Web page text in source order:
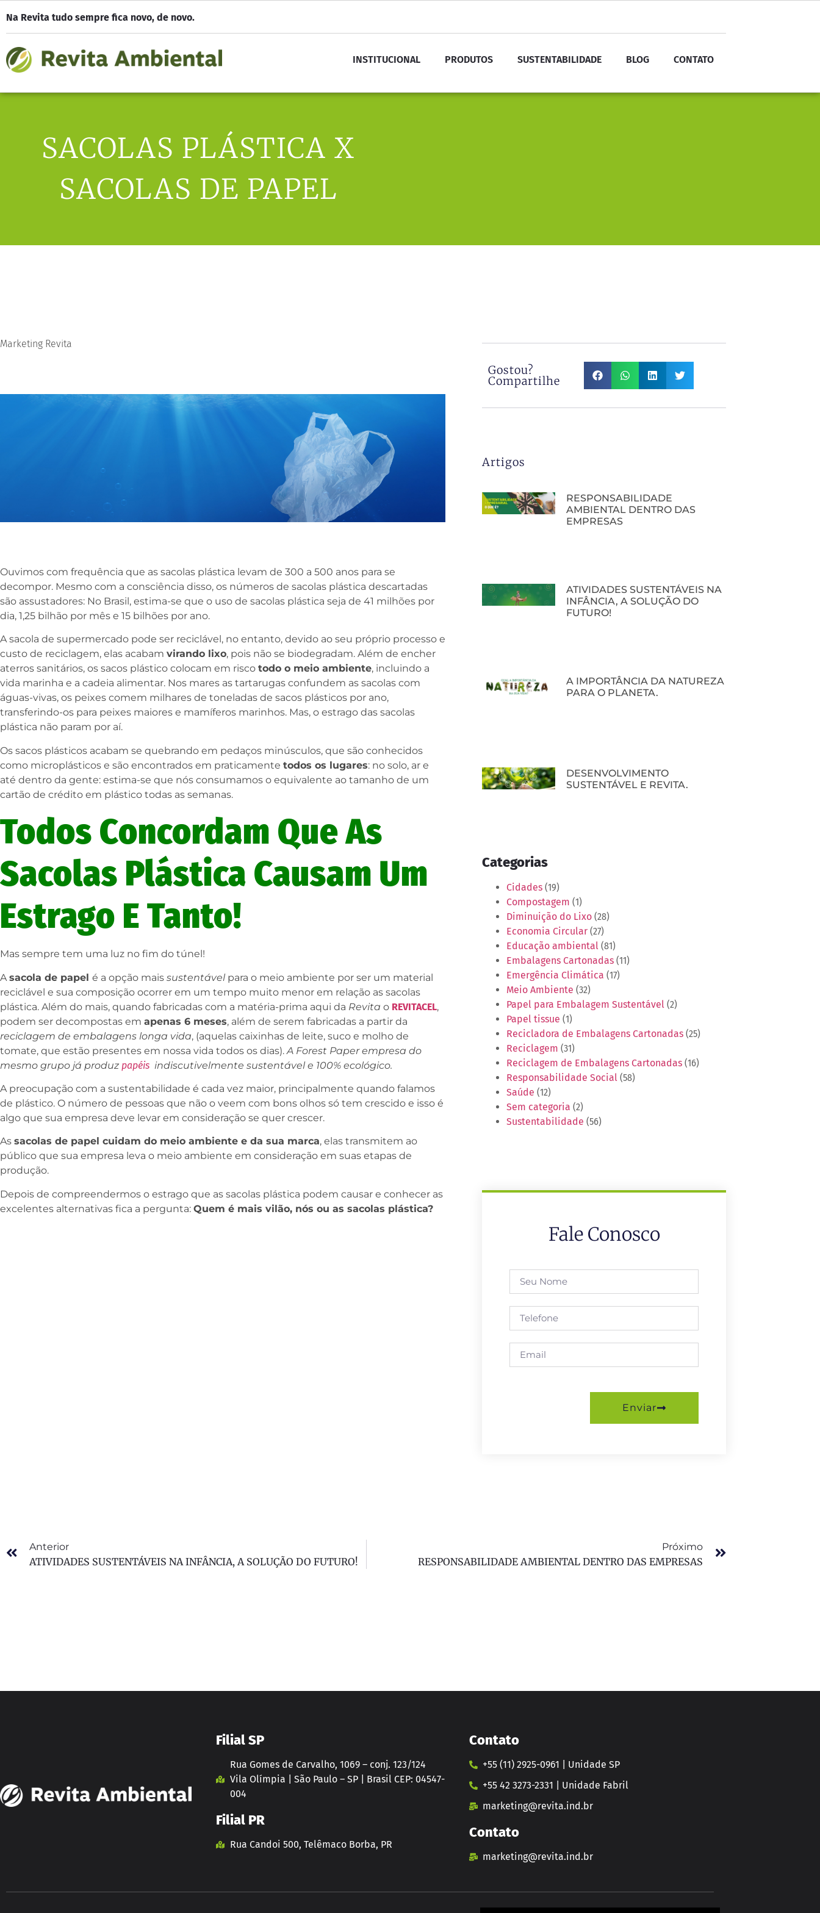
Na Revita tudo sempre fica novo, de novo.
INSTITUCIONAL PRODUTOS SUSTENTABILIDADE BLOG CONTATO
SACOLAS PLÁSTICA X
SACOLAS DE PAPEL
Marketing Revita
Ouvimos com frequência que as sacolas plástica levam de 300 a 500 anos para se
decompor. Mesmo com a consciência disso, os números de sacolas plástica descartadas
são assustadores: No Brasil, estima-se que o uso de sacolas plástica seja de 41 milhões por
dia, 1,25 bilhão por mês e 15 bilhões por ano.
A sacola de supermercado pode ser reciclável, no entanto, devido ao seu próprio processo e
custo de reciclagem, elas acabam virando lixo, pois não se biodegradam. Além de encher
aterros sanitários, os sacos plástico colocam em risco todo o meio ambiente, incluindo a
vida marinha e a cadeia alimentar. Nos mares as tartarugas confundem as sacolas com
águas-vivas, os peixes comem milhares de toneladas de sacos plásticos por ano,
transferindo-os para peixes maiores e mamíferos marinhos. Mas, o estrago das sacolas
plástica não param por aí.
Os sacos plásticos acabam se quebrando em pedaços minúsculos, que são conhecidos
como microplásticos e são encontrados em praticamente todos os lugares: no solo, ar e
até dentro da gente: estima-se que nós consumamos o equivalente ao tamanho de um
cartão de crédito em plástico todas as semanas.
Todos Concordam Que As
Sacolas Plástica Causam Um
Estrago E Tanto!
Mas sempre tem uma luz no fim do túnel!
A sacola de papel é a opção mais sustentávelpara o meio ambiente por ser um material
reciclável e sua composição ocorrer em um tempo muito menor em relação as sacolas
plástica. Além do mais, quando fabricadas com a matéria-prima aqui da Revita o REVITACEL,
podem ser decompostas em apenas 6 meses, além de serem fabricadas a partir da
reciclagem de embalagens longa vida, (aquelas caixinhas de leite, suco e molho de
tomate, que estão presentes em nossa vida todos os dias). A Forest Paper empresa do
mesmo grupo já produz papéis indiscutivelmente sustentável e 100% ecológico.
A preocupação com a sustentabilidade é cada vez maior, principalmente quando falamos
de plástico. O número de pessoas que não o veem com bons olhos só tem crescido e isso é
algo que sua empresa deve levar em consideração se quer crescer.
As sacolas de papel cuidam do meio ambiente e da sua marca, elas transmitem ao
público que sua empresa leva o meio ambiente em consideração em suas etapas de
produção.
Depois de compreendermos o estrago que as sacolas plástica podem causar e conhecer as
excelentes alternativas fica a pergunta: Quem é mais vilão, nós ou as sacolas plástica?
Gostou?
Compartilhe
Artigos
RESPONSABILIDADE
AMBIENTAL DENTRO DAS
EMPRESAS
ATIVIDADES SUSTENTÁVEIS NA
INFÂNCIA, A SOLUÇÃO DO
FUTURO!
A IMPORTÂNCIA DA NATUREZA
PARA O PLANETA.
DESENVOLVIMENTO
SUSTENTÁVEL E REVITA.
Categorias
Cidades (19)
Compostagem (1)
Diminuição do Lixo (28)
Economia Circular (27)
Educação ambiental (81)
Embalagens Cartonadas (11)
Emergência Climática (17)
Meio Ambiente (32)
Papel para Embalagem Sustentável (2)
Papel tissue (1)
Recicladora de Embalagens Cartonadas (25)
Reciclagem (31)
Reciclagem de Embalagens Cartonadas (16)
Responsabilidade Social (58)
Saúde (12)
Sem categoria (2)
Sustentabilidade (56)
Fale Conosco
Enviar
Anterior
ATIVIDADES SUSTENTÁVEIS NA INFÂNCIA, A SOLUÇÃO DO FUTURO!
Próximo
RESPONSABILIDADE AMBIENTAL DENTRO DAS EMPRESAS
Filial SP
Rua Gomes de Carvalho, 1069 – conj. 123/124
Vila Olímpia | São Paulo – SP | Brasil CEP: 04547-
004
Filial PR
Rua Candoi 500, Telêmaco Borba, PR
Contato
+55 (11) 2925-0961 | Unidade SP
+55 42 3273-2331 | Unidade Fabril
marketing@revita.ind.br
Contato
marketing@revita.ind.br